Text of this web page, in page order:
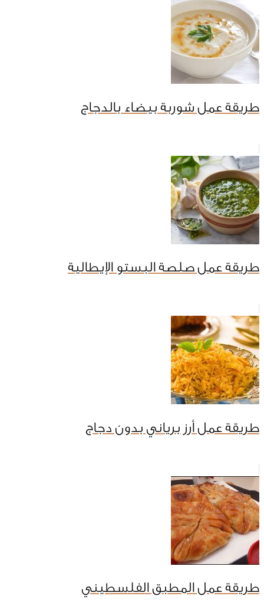
طريقة عمل شوربة بيضاء بالدجاج
طريقة عمل صلصة البستو الإيطالية
طريقة عمل أرز برياني بدون دجاج
طريقة عمل المطبق الفلسطيني